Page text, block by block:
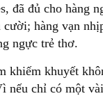
đã đủ cho hàng
cười; hàng vạn
ngực trẻ thơ.
khiếm khuyết
nếu chỉ có một